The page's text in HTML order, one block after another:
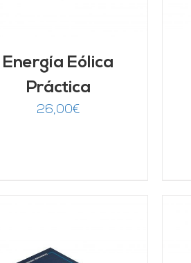
Energía Eólica
Práctica
26,00€